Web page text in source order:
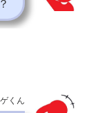
くん